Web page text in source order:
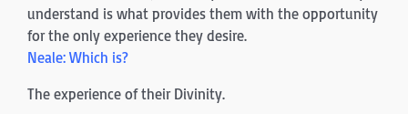
understand is what provides them with the opportunity
for the only experience they desire.
Neale: Which is?
The experience of their Divinity.